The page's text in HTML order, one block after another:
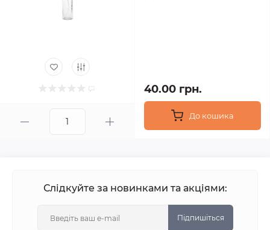
40.00 грн.
До кошика
Слідкуйте за новинками та акціями:
Підпишіться